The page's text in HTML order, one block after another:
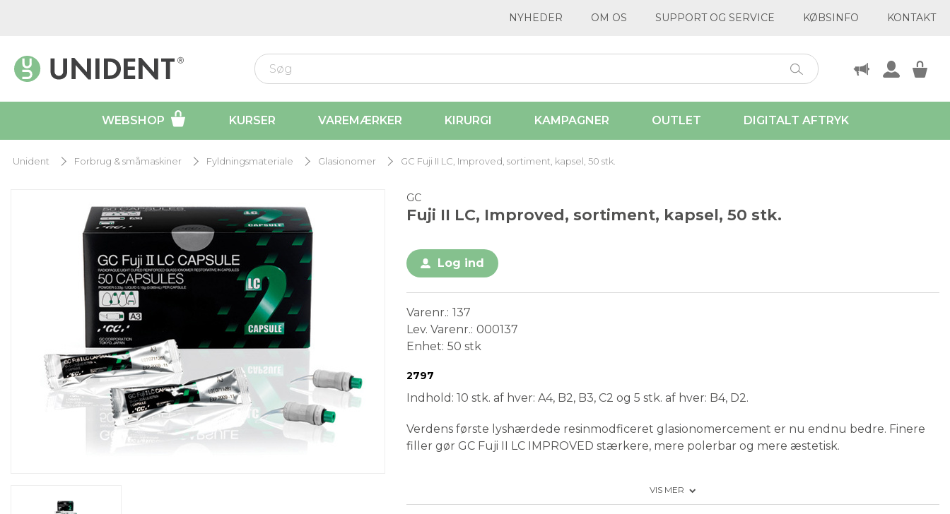
NYHEDER OM OS SUPPORT OG SERVICE KØBSINFO KONTAKT
WEBSHOP KURSER VAREMÆRKER KIRURGI KAMPAGNER OUTLET DIGITALT AFTRYK
Unident Forbrug & småmaskiner Fyldningsmateriale Glasionomer GC Fuji II LC, Improved, sortiment, kapsel, 50 stk.
GC
Fuji II LC, Improved, sortiment, kapsel, 50 stk.
Log ind
Varenr. 137
Lev. Varenr. 000137
Enhet 50 stk
Medical Device
2797
Indhold: 10 stk. af hver: A4, B2, B3, C2 og 5 stk. af hver: B4, D2.
Verdens første lyshærdede resinmodficeret glasionomercement er nu endnu bedre. Finere
filler gør GC Fuji II LC IMPROVED stærkere, mere polerbar og mere æstetisk.
VIS MER